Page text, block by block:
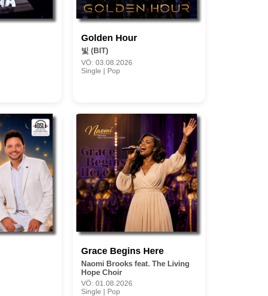
Golden Hour
빛 (BIT)
VÖ: 03.08.2026
Single | Pop
Grace Begins Here
Naomi Brooks feat. The Living
Hope Choir
VÖ: 01.08.2026
Single | Pop